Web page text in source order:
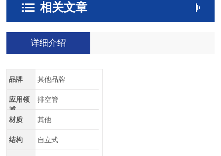
相关文章
详细介绍
品牌 其他品牌
应用领
域
排空管
材质 其他
结构 自立式